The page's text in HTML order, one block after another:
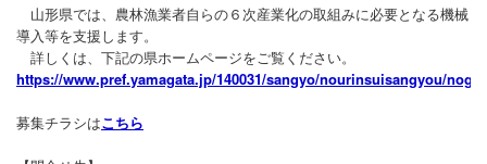
コンテスト（米粉コンテスト）
展示会・商談会
山形県では、農林漁業者自らの６次産業化の取組みに必要となる機械
導入等を支援します。
詳しくは、下記の県ホームページをご覧ください。
https://www.pref.yamagata.jp/140031/sangyo/nourinsuisangyou/
募集チラシはこちら